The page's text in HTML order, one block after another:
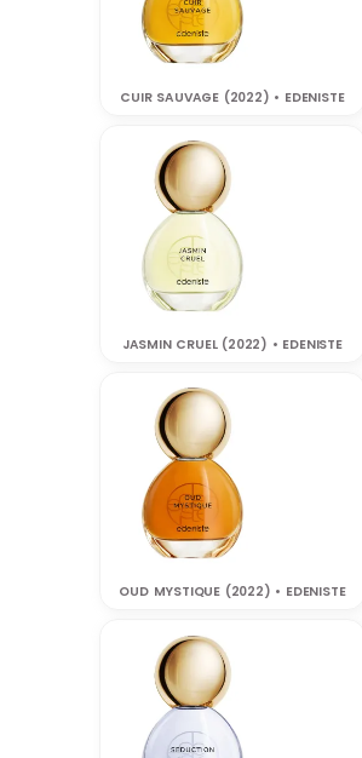
CUIR SAUVAGE (2022) • EDENISTE
JASMIN CRUEL (2022) • EDENISTE
OUD MYSTIQUE (2022) • EDENISTE